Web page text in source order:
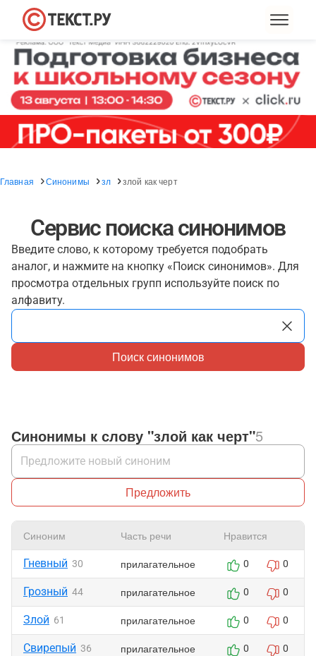
Главная Синонимы зл злой как черт
Сервис поиска синонимов
Введите слово, к которому требуется подобрать
аналог, и нажмите на кнопку «Поиск синонимов». Для
просмотра отдельных групп используйте поиск по
алфавиту.
Поиск синонимов
Синонимы к слову "злой как черт"5
Предложить
Синоним Часть речи Нравится
Гневный 30 прилагательное 0 0
Грозный 44 прилагательное 0 0
Злой 61 прилагательное 0 0
Свирепый 36 прилагательное 0 0